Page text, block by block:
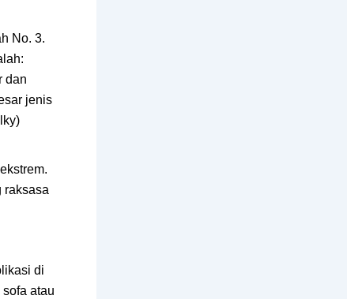
No. 3.
dan
jenis
raksasa
di
atau